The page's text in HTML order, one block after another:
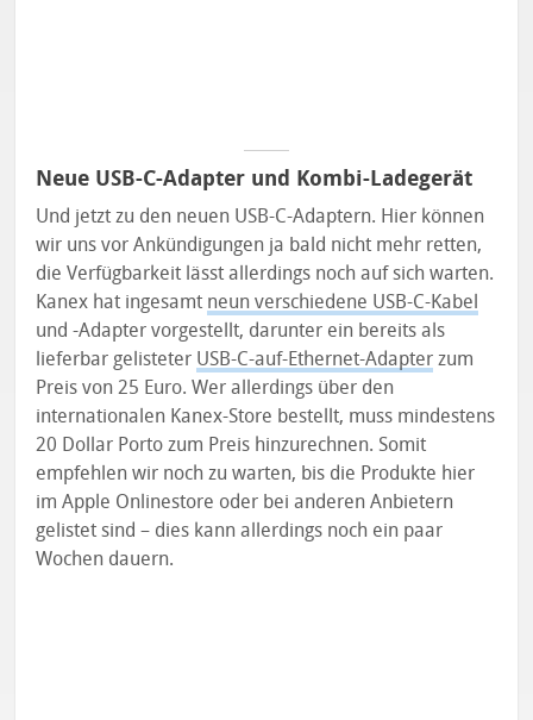
Neue USB-C-Adapter und Kombi-Ladegerät
Und jetzt zu den neuen USB-C-Adaptern. Hier können
wir uns vor Ankündigungen ja bald nicht mehr retten,
die Verfügbarkeit lässt allerdings noch auf sich warten.
Kanex hat ingesamt neun verschiedene USB-C-Kabel
und -Adapter vorgestellt, darunter ein bereits als
lieferbar gelisteter USB-C-auf-Ethernet-Adapter zum
Preis von 25 Euro. Wer allerdings über den
internationalen Kanex-Store bestellt, muss mindestens
20 Dollar Porto zum Preis hinzurechnen. Somit
empfehlen wir noch zu warten, bis die Produkte hier
im Apple Onlinestore oder bei anderen Anbietern
gelistet sind – dies kann allerdings noch ein paar
Wochen dauern.